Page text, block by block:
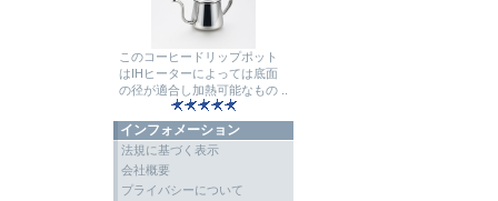
このコーヒードリップポット
はIHヒーターによっては底面
の径が適合し加熱可能なもの ..
インフォメーション
法規に基づく表示
会社概要
プライバシーについて